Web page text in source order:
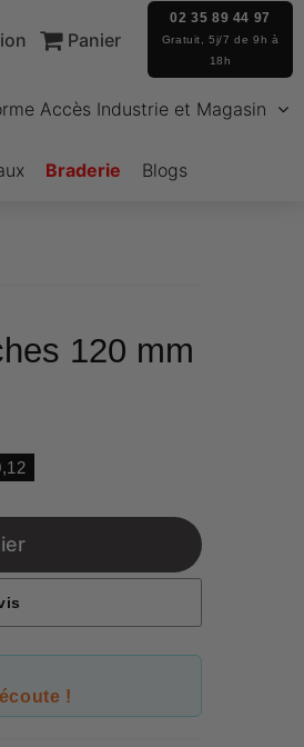
Panier
02 35 89 44 97
Gratuit, 5j/7 de 9h à
18h
Accès Industrie et Magasin
Braderie Blogs
120 mm
!